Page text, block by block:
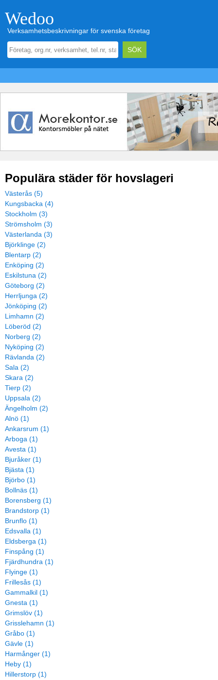
Wedoo
Verksamhetsbeskrivningar för svenska företag
Populära städer för hovslageri
Västerås (5)
Kungsbacka (4)
Stockholm (3)
Strömsholm (3)
Västerlanda (3)
Björklinge (2)
Blentarp (2)
Enköping (2)
Eskilstuna (2)
Göteborg (2)
Herrljunga (2)
Jönköping (2)
Limhamn (2)
Löberöd (2)
Norberg (2)
Nyköping (2)
Rävlanda (2)
Sala (2)
Skara (2)
Tierp (2)
Uppsala (2)
Ängelholm (2)
Alnö (1)
Ankarsrum (1)
Arboga (1)
Avesta (1)
Bjuråker (1)
Bjästa (1)
Björbo (1)
Bollnäs (1)
Borensberg (1)
Brandstorp (1)
Brunflo (1)
Edsvalla (1)
Eldsberga (1)
Finspång (1)
Fjärdhundra (1)
Flyinge (1)
Frillesås (1)
Gammalkil (1)
Gnesta (1)
Grimslöv (1)
Grisslehamn (1)
Gråbo (1)
Gävle (1)
Harmånger (1)
Heby (1)
Hillerstorp (1)